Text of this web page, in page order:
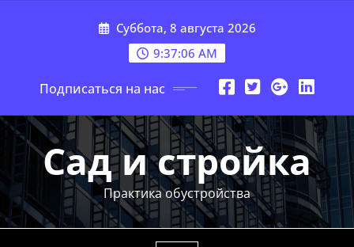
Суббота, 8 августа 2026
9:37:07 AM
Подписаться на нас
Сад и стройка
Практика обустройства